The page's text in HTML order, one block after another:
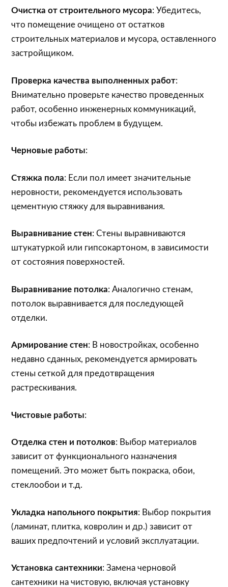
Очистка от строительного мусора: Убедитесь,
что помещение очищено от остатков
строительных материалов и мусора, оставленного
застройщиком.
Проверка качества выполненных работ:
Внимательно проверьте качество проведенных
работ, особенно инженерных коммуникаций,
чтобы избежать проблем в будущем.
Черновые работы:
Стяжка пола: Если пол имеет значительные
неровности, рекомендуется использовать
цементную стяжку для выравнивания.
Выравнивание стен: Стены выравниваются
штукатуркой или гипсокартоном, в зависимости
от состояния поверхностей.
Выравнивание потолка: Аналогично стенам,
потолок выравнивается для последующей
отделки.
Армирование стен: В новостройках, особенно
недавно сданных, рекомендуется армировать
стены сеткой для предотвращения
растрескивания.
Чистовые работы:
Отделка стен и потолков: Выбор материалов
зависит от функционального назначения
помещений. Это может быть покраска, обои,
стеклообои и т.д.
Укладка напольного покрытия: Выбор покрытия
(ламинат, плитка, ковролин и др.) зависит от
ваших предпочтений и условий эксплуатации.
Установка сантехники: Замена черновой
сантехники на чистовую, включая установку